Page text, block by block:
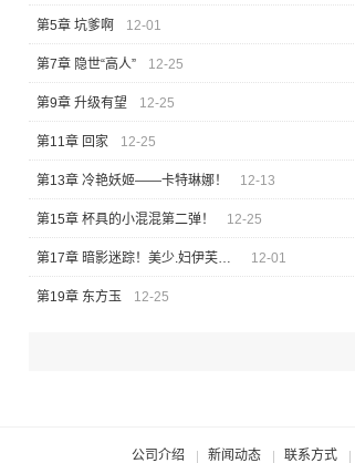
第5章 坑爹啊 12-01
第7章 隐世“高人” 12-25
第9章 升级有望 12-25
第11章 回家 12-25
第13章 冷艳妖姬——卡特琳娜！ 12-13
第15章 杯具的小混混第二弹！ 12-25
第17章 暗影迷踪！美少.妇伊芙琳！ 12-01
第19章 东方玉 12-25
公司介绍 新闻动态 联系方式